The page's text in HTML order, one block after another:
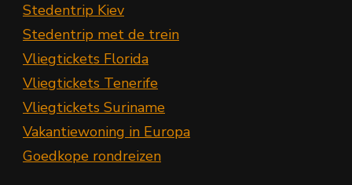
Stedentrip Kiev
Stedentrip met de trein
Vliegtickets Florida
Vliegtickets Tenerife
Vliegtickets Suriname
Vakantiewoning in Europa
Goedkope rondreizen